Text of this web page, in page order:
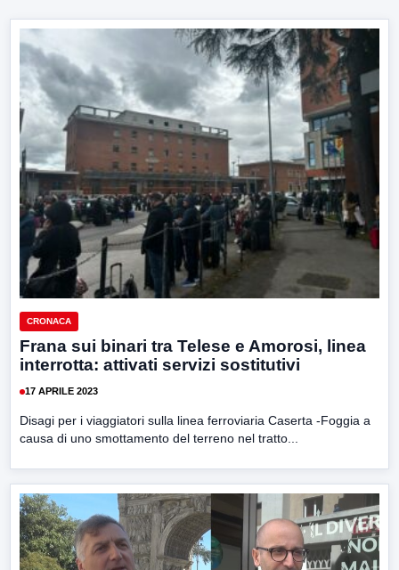
CRONACA
Frana sui binari tra Telese e Amorosi, linea
interrotta: attivati servizi sostitutivi
17 APRILE 2023
Disagi per i viaggiatori sulla linea ferroviaria Caserta -Foggia a
causa di uno smottamento del terreno nel tratto...